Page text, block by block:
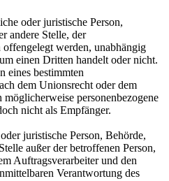
oder juristische Person,
andere Stelle, der
offengelegt werden, unabhängig
einen Dritten handelt oder nicht.
eines bestimmten
dem Unionsrecht oder dem
personenbezogene
nicht als Empfänger.
juristische Person, Behörde,
außer der betroffenen Person,
Auftragsverarbeiter und den
Verantwortung des